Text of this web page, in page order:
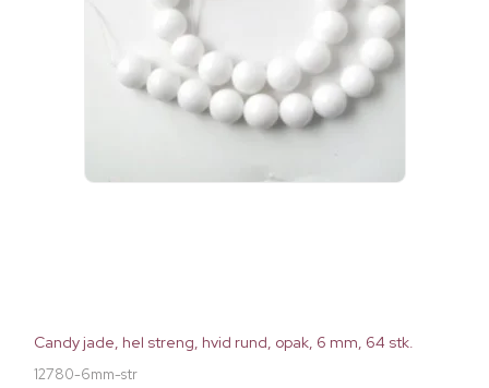
Candy jade, hel streng, hvid rund, opak, 6 mm, 64 stk.
12780-6mm-str